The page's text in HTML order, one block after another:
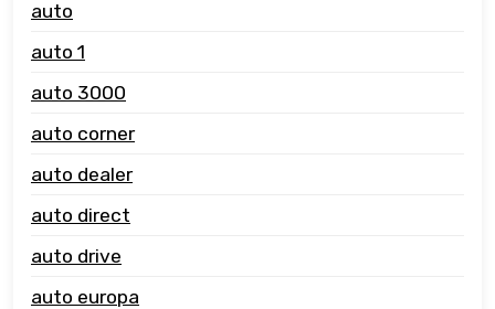
auto
auto 1
auto 3000
auto corner
auto dealer
auto direct
auto drive
auto europa